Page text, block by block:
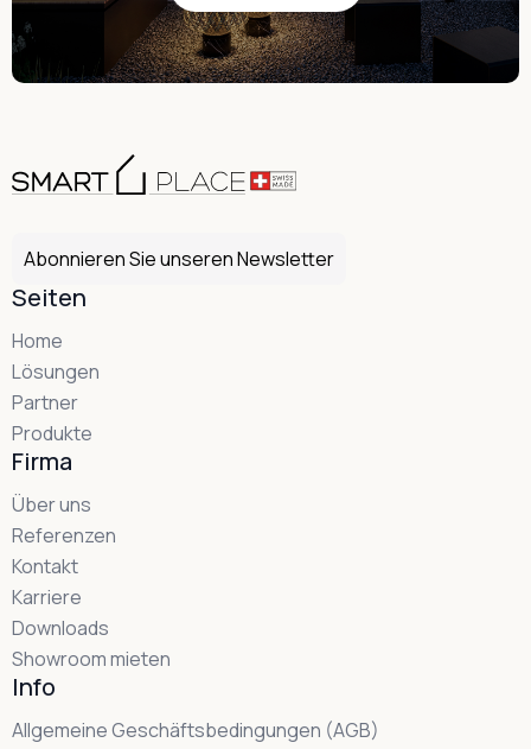
Abonnieren Sie unseren Newsletter
Seiten
Home
Lösungen
Partner
Produkte
Firma
Über uns
Referenzen
Kontakt
Karriere
Downloads
Showroom mieten
Info
Allgemeine Geschäftsbedingungen (AGB)